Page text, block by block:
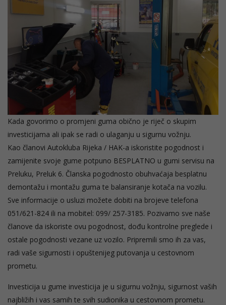
Kada govorimo o promjeni guma obično je riječ o skupim
investicijama ali ipak se radi o ulaganju u sigurnu vožnju.
Kao članovi Autokluba Rijeka / HAK-a iskoristite pogodnost i
zamijenite svoje gume potpuno BESPLATNO u gumi servisu na
Preluku, Preluk 6. Članska pogodnosto obuhvaćaja besplatnu
demontažu i montažu guma te balansiranje kotača na vozilu.
Sve informacije o usluzi možete dobiti na brojeve telefona
051/621-824 ili na mobitel: 099/ 257-3185. Pozivamo sve naše
članove da iskoriste ovu pogodnost, dođu kontrolne preglede i
ostale pogodnosti vezane uz vozilo. Pripremili smo ih za vas,
radi vaše sigurnosti i opuštenijeg putovanja u cestovnom
prometu.
Investicija u gume investicija je u sigurnu vožnju, sigurnost vaših
najbližih i vas samih te svih sudionika u cestovnom prometu.